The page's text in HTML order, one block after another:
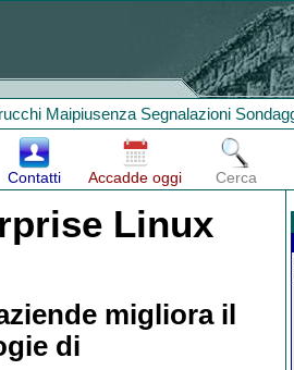
Maipiusenza Segnalazioni
Contatti Accadde oggi Cerca
Linux
migliora il
di